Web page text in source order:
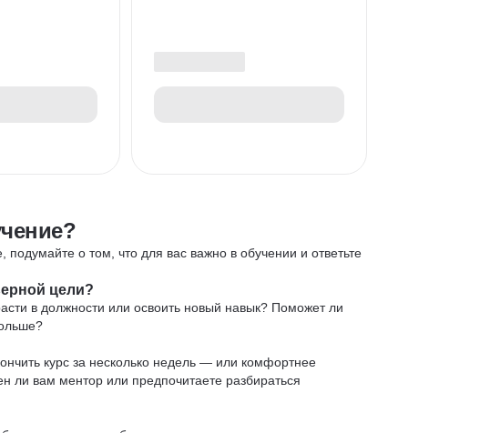
о том, что для вас важно в обучении и ответьте
цели?
в должности или освоить новый навык? Поможет ли
курс за несколько недель — или комфортнее
ли вам ментор или предпочитаете разбираться